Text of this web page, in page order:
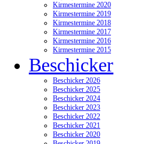
Kirmestermine 2020
Kirmestermine 2019
Kirmestermine 2018
Kirmestermine 2017
Kirmestermine 2016
Kirmestermine 2015
Beschicker
Beschicker 2026
Beschicker 2025
Beschicker 2024
Beschicker 2023
Beschicker 2022
Beschicker 2021
Beschicker 2020